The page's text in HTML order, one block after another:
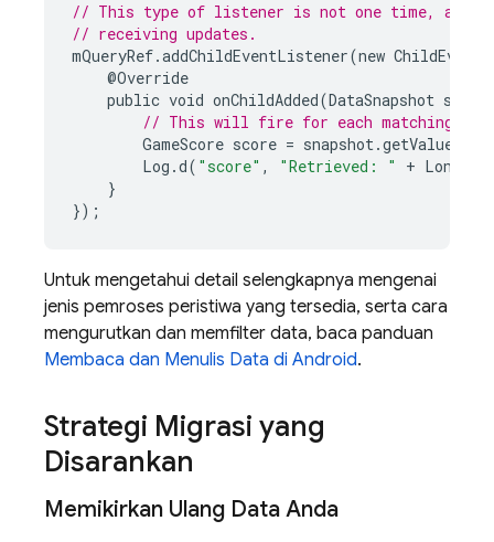
// This type of listener is not one time, and
// receiving updates.
mQueryRef.addChildEventListener(new
@Override
public void onChildAdded(DataSnapshot
// This will fire for each matching
GameScore score = snapshot.getValue
Log .d( "score" , "Retrieved: " + Long
}
});
Untuk mengetahui detail selengkapnya mengenai
jenis pemroses peristiwa yang tersedia, serta cara
mengurutkan dan memfilter data, baca panduan
Membaca dan Menulis Data di Android.
Strategi Migrasi yang
Disarankan
Memikirkan Ulang Data Anda